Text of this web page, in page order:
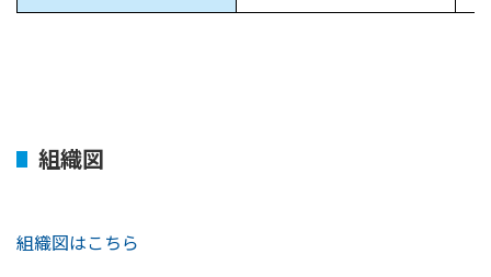
組織図
組織図はこちら